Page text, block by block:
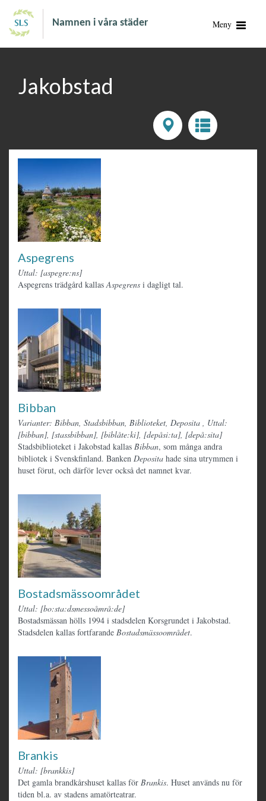
Namnen i våra städer Meny
Jakobstad
Aspegrens
Uttal: [aspegre:ns]
Aspegrens trädgård kallasAspegrens i dagligt tal.
Bibban
Varianter: Bibban, Stadsbibban, Biblioteket, Deposita , Uttal:
[bibban], [stassbibban], [biblåte:ki], [depåsi:ta], [depå:sita]
Stadsbiblioteket i Jakobstad kallas Bibban, som många andra
bibliotek i Svenskfinland. Banken Deposita hade sina utrymmen i
huset förut, och därför lever också det namnet kvar.
Bostadsmässoområdet
Uttal: [bo:sta:dsmessoåmrå:de]
Bostadsmässan hölls 1994 i stadsdelen Korsgrundet i Jakobstad.
Stadsdelen kallas fortfarande Bostadsmässoområdet.
Brankis
Uttal: [brankkis]
Det gamla brandkårshuset kallas för Brankis. Huset används nu för
tiden bl.a. av stadens amatörteatrar.